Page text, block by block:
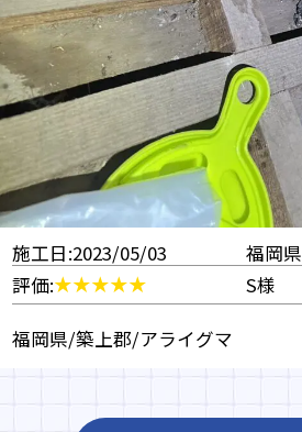
施工日:2023/05/03
福岡県
評価:
S様
福岡県/築上郡/アライグマ